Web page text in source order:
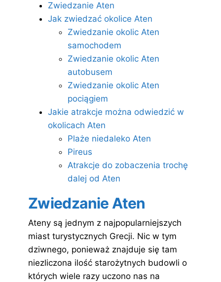
Zwiedzanie Aten
Jak zwiedzać okolice Aten
Zwiedzanie okolic Aten
samochodem
Zwiedzanie okolic Aten
autobusem
Zwiedzanie okolic Aten
pociągiem
Jakie atrakcje można odwiedzić w
okolicach Aten
Plaże niedaleko Aten
Pireus
Atrakcje do zobaczenia trochę
dalej od Aten
Zwiedzanie Aten
Ateny są jednym z najpopularniejszych
miast turystycznych Grecji. Nic w tym
dziwnego, ponieważ znajduje się tam
niezliczona ilość starożytnych budowli o
których wiele razy uczono nas na